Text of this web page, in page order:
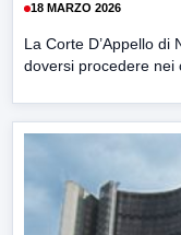
18 MARZO 2026
La Corte D’Appello di
doversi procedere nei